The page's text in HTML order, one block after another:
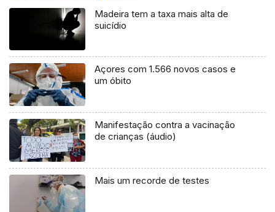
Madeira tem a taxa mais alta de
suicídio
Açores com 1.566 novos casos e
um óbito
Manifestação contra a vacinação
de crianças (áudio)
Mais um recorde de testes